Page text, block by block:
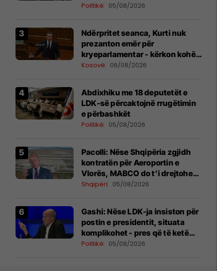
Politikë 05/08/2026
Ndërpritet seanca, Kurti nuk
prezanton emër për
kryeparlamentar - kërkon kohë
shtesë për marrëveshje politike
Kosovë 06/08/2026
Abdixhiku me 18 deputetët e
LDK-së përcaktojnë rrugëtimin
e përbashkët
Politikë 05/08/2026
Pacolli: Nëse Shqipëria zgjidh
kontratën për Aeroportin e
Vlorës, MABCO do t’i drejtohet
arbitrazhit ndërkombëtar
Shqipëri 05/08/2026
Gashi: Nëse LDK-ja insiston për
postin e presidentit, situata
komplikohet - pres që të ketë
lëshim
Politikë 05/08/2026